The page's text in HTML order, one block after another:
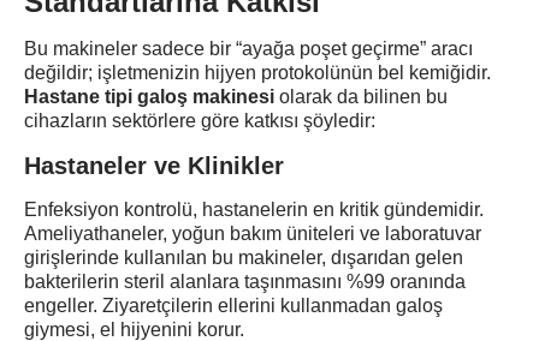
Bu makineler sadece bir “ayağa poşet geçirme” aracı
değildir; işletmenizin hijyen protokolünün bel kemiğidir.
Hastane tipi galoş makinesi olarak da bilinen bu
cihazların sektörlere göre katkısı şöyledir:
Hastaneler ve Klinikler
Enfeksiyon kontrolü, hastanelerin en kritik gündemidir.
Ameliyathaneler, yoğun bakım üniteleri ve laboratuvar
girişlerinde kullanılan bu makineler, dışarıdan gelen
bakterilerin steril alanlara taşınmasını %99 oranında
engeller. Ziyaretçilerin ellerini kullanmadan galoş
giymesi, el hijyenini korur.